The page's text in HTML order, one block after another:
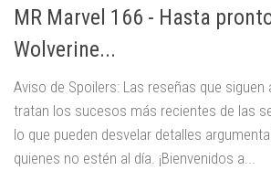
MR Marvel 166 - Hasta
Wolverine...
Aviso de Spoilers: Las reseñas que
tratan los sucesos más recientes de las
lo que pueden desvelar detalles
quienes no estén al día. ¡Bienvenidos a...